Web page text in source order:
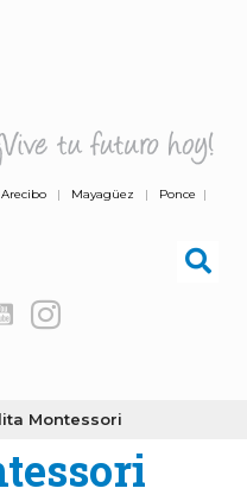
Arecibo | Mayagüez | Ponce |
Montessori